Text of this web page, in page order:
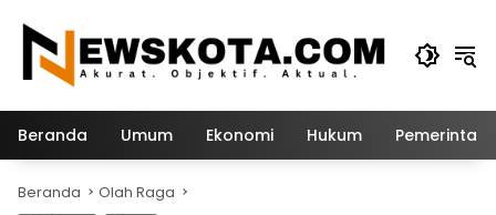
konten
Beranda Umum Ekonomi Hukum
Beranda Olah Raga